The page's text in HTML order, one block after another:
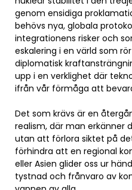
genom ensidiga
behövs nya, globala
integrationens risker och
eskalering i en värld som
diplomatisk
upp i en verklighet där
ifrån vår förmåga att
Det som krävs är en
realism, där man erkänner
utan att förlora siktet på
förhindra att en regional
eller Asien glider oss ur
tystnad och frånvaro av